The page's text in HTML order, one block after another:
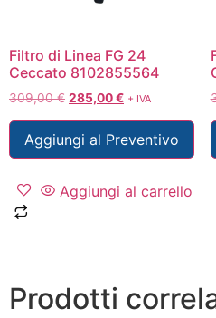
Filtro di Linea FG 24
Ceccato 8102855564
309,00€ 285,00€ + IVA
Aggiungi al Preventivo
Aggiungi al carrello
Prodotti